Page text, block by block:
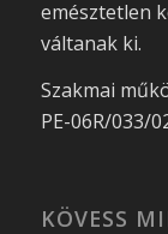
emésztetlen
váltanak ki.
Szakmai
PE-06R/033/
KÖVESS